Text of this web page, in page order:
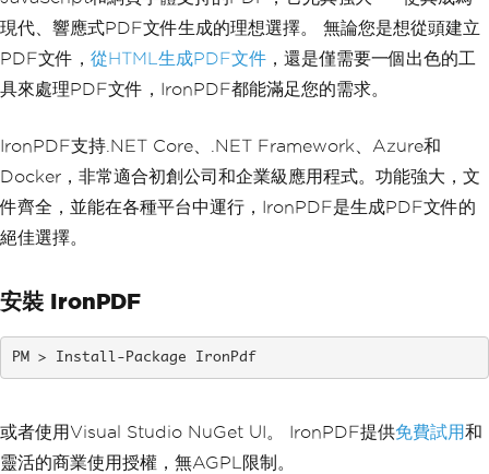
現代、響應式PDF文件生成的理想選擇。 無論您是想從頭建立
PDF文件， 從HTML生成PDF文件 ，還是僅需要一個出色的工
具來處理PDF文件，IronPDF都能滿足您的需求。
IronPDF支持.NET Core、.NET Framework、Azure和
Docker，非常適合初創公司和企業級應用程式。功能強大，文
件齊全，並能在各種平台中運行，IronPDF是生成PDF文件的
絕佳選擇。
安裝 IronPDF
Install-Package IronPdf
或者使用Visual Studio NuGet UI。 IronPDF提供免費試用和
靈活的商業使用授權，無AGPL限制。